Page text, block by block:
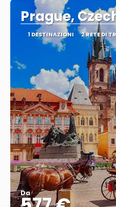
Prague,
1 DESTINAZIONI 2 RETE DI
Da